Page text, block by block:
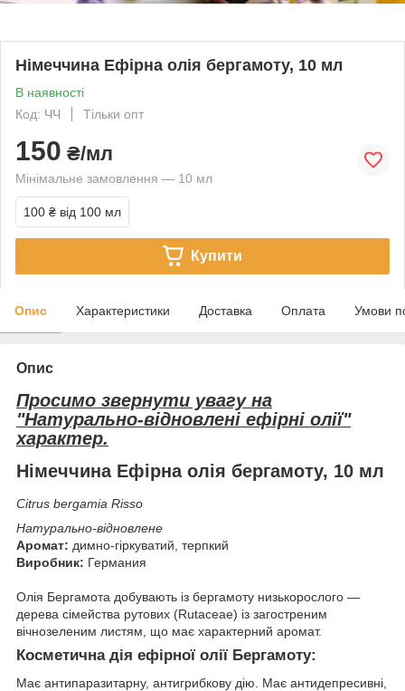
Німеччина Ефірна олія бергамоту, 10 мл
В наявності
Код: ЧЧ
Тільки опт
150 ₴/мл
Мінімальне замовлення — 10 мл
100 ₴ від 100 мл
Купити
Опис Характеристики Доставка Оплата Умови
Опис
Просимо звернути увагу на
"Натурально-відновлені ефірні олії"
характер.
Німеччина Ефірна олія бергамоту, 10 мл
Citrus bergamia Risso
Натурально-відновлене
Аромат: димно-гіркуватий, терпкий
Виробник: Германия
Олія Бергамота добувають із бергамоту низькорослого —
дерева сімейства рутових (Rutaceae) із загостреним
вічнозеленим листям, що має характерний аромат.
Косметична дія ефірної олії Бергамоту:
Має антипаразитарну, антигрибкову дію. Має антидепресивні,